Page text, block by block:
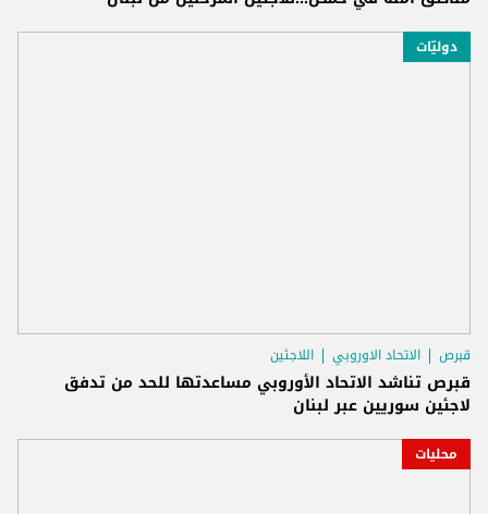
دوليّات
قبرص الاتحاد الاوروبي اللاجئين
قبرص تناشد الاتحاد الأوروبي مساعدتها للحد من تدفق
لاجئين سوريين عبر لبنان
محليات